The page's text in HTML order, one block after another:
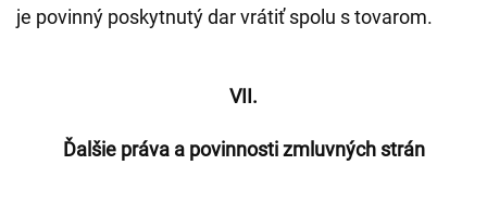
je povinný poskytnutý dar vrátiť spolu s tovarom.
VII.
Ďalšie práva a povinnosti zmluvných strán